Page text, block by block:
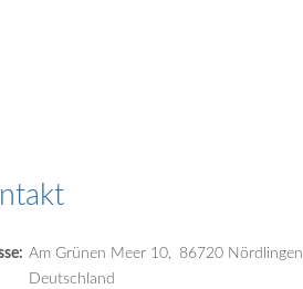
Am Grünen Meer 10 86720 Nördlingen
Deutschland